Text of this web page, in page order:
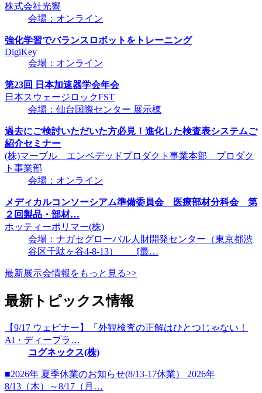
株式会社光響
会場：オンライン
強化学習でバランスロボットをトレーニング
DigiKey
会場：オンライン
第23回 日本加速器学会年会
日本スウェージロックFST
会場：仙台国際センター 展示棟
過去にご検討いただいた方必見！進化した検査表システムご
紹介セミナー
(株)マーブル エンベデッドプロダクト事業本部 プロダク
ト事業部
会場：オンライン
メディカルコンソーシアム準備委員会 医療部材分科会 第
２回製品・部材…
ホッティーポリマー(株)
会場：ナガセグローバル人財開発センター（東京都渋
谷区千駄ヶ谷4-8-13） [最…
最新展示会情報をもっと見る>>
最新トピックス情報
【9/17 ウェビナー】「外観検査の正解はひとつじゃない！
AI・ディープラ…
コグネックス(株)
■2026年 夏季休業のお知らせ(8/13-17休業） 2026年
8/13（木）～8/17（月…